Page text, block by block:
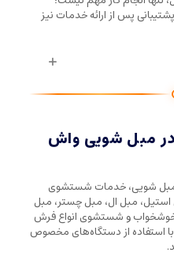
پس از ارائه خدمات نیز
مبل شویی واش
مبل شویی، خدمات شستشوی
استیل، مبل ال، مبل چستر، مبل
و شستشوی انواع فرش
استفاده از دستگاه‌های مخصوص